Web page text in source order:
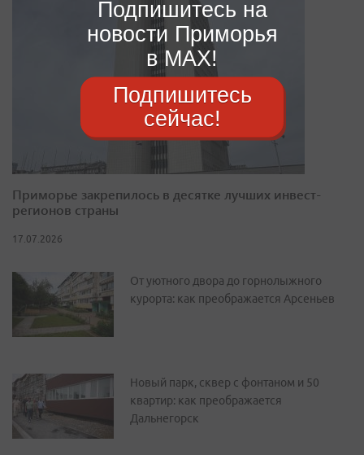
Приморье закрепилось в десятке лучших инвест-
регионов страны
17.07.2026
От уютного двора до горнолыжного
курорта: как преображается Арсеньев
Новый парк, сквер с фонтаном и 50
квартир: как преображается
Дальнегорск
Подпишитесь на
новости Приморья
в MAX!
Подпишитесь
сейчас!